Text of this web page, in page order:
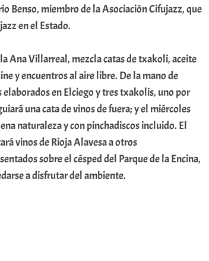
Benso, miembro de la Asociación Cifujazz, que
en el Estado.
Ana Villarreal, mezcla catas de txakoli, aceite
y encuentros al aire libre. De la mano de
en Elciego y tres txakolis, uno por
una cata de vinos de fuera; y el miércoles
naturaleza y con pinchadiscos incluido. El
vinos de Rioja Alavesa a otros
sobre el césped del Parque de la Encina,
a disfrutar del ambiente.